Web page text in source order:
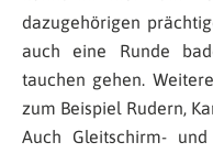
dazugehörigen
auch eine Runde
tauchen gehen.
zum Beispiel Rudern,
Auch Gleitschirm-